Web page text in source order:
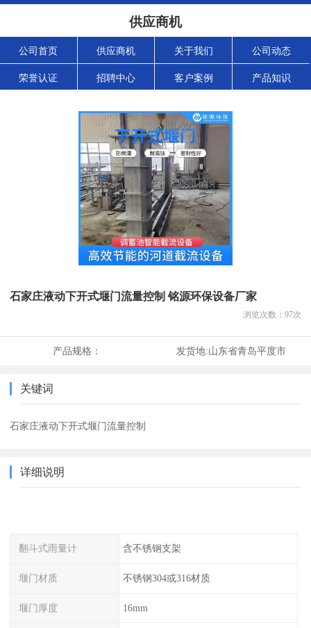
供应商机
公司首页 供应商机 关于我们 公司动态
荣誉认证 招聘中心 客户案例 产品知识
石家庄液动下开式堰门流量控制 铭源环保设备厂家
浏览次数： 97次
产品规格： 发货地:山东省青岛平度市
关键词
石家庄液动下开式堰门流量控制
详细说明
翻斗式雨量计 含不锈钢支架
堰门材质 不锈钢304或316材质
堰门厚度 16mm